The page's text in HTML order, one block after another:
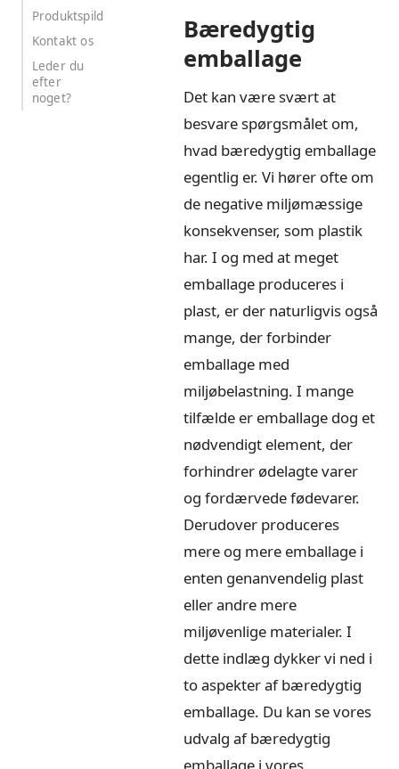
Produktspild
Kontakt os
Leder du
efter
noget?
Bæredygtig
emballage
Det kan være svært at
besvare spørgsmålet om,
hvad bæredygtig emballage
egentlig er. Vi hører ofte om
de negative miljømæssige
konsekvenser, som plastik
har. I og med at meget
emballage produceres i
plast, er der naturligvis også
mange, der forbinder
emballage med
miljøbelastning. I mange
tilfælde er emballage dog et
nødvendigt element, der
forhindrer ødelagte varer
og fordærvede fødevarer.
Derudover produceres
mere og mere emballage i
enten genanvendelig plast
eller andre mere
miljøvenlige materialer. I
dette indlæg dykker vi ned i
to aspekter af bæredygtig
emballage. Du kan se vores
udvalg af bæredygtig